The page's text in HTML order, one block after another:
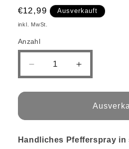
Normaler
Preis
€12,99 Ausverkauft
inkl. MwSt.
Anzahl
Verringere
die
Menge
Pepper-
Fog
Top-
Erhöhe
die
Menge
Pepper-
Fog
Top-
Handliches Pfefferspray in